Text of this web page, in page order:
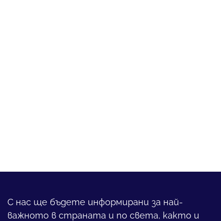
С нас ще бъдете информирани за най-
важното в страната и по света, както и